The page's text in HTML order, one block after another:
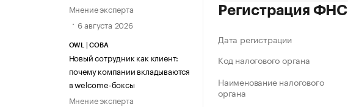
Мнение эксперта
6 августа 2026
OWL | СОВА
Новый сотрудник как клиент:
почему компании вкладываются
в welcome-боксы
Мнение эксперта
Регистрация ФНС
Дата регистрации
Код налогового органа
Наименование налогового
органа